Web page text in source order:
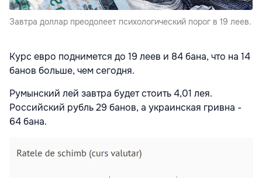
Завтра доллар преодолеет психологический порог в 19 леев.
Курс евро поднимется до 19 леев и 84 бана, что на 14
банов больше, чем сегодня.
Румынский лей завтра будет стоить 4,01 лея.
Российский рубль 29 банов, а украинская гривна -
64 бана.